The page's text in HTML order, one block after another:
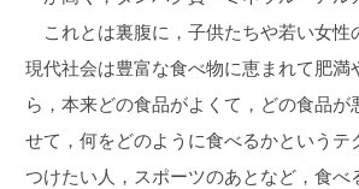
これとは裏腹に，子供たちや若い女性
現代社会は豊富な食べ物に恵まれて肥
ら，本来どの食品がよくて，どの食品
せて，何をどのように食べるかという
つけたい人，スポーツのあとなど，食